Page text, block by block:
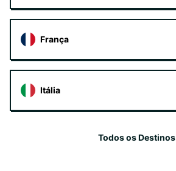
França
Itália
Todos os Destinos